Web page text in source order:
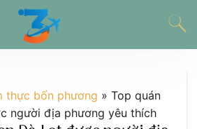
thực bốn phương » Top quán
người địa phương yêu thích